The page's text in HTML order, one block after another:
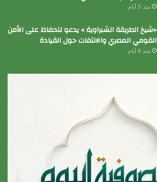
منذ 5 أيام
«شيخ الطريقة الشبراوية » يدعو للحفاظ على الأمن
القومي المصري والالتفات حول القيادة
منذ 6 أيام